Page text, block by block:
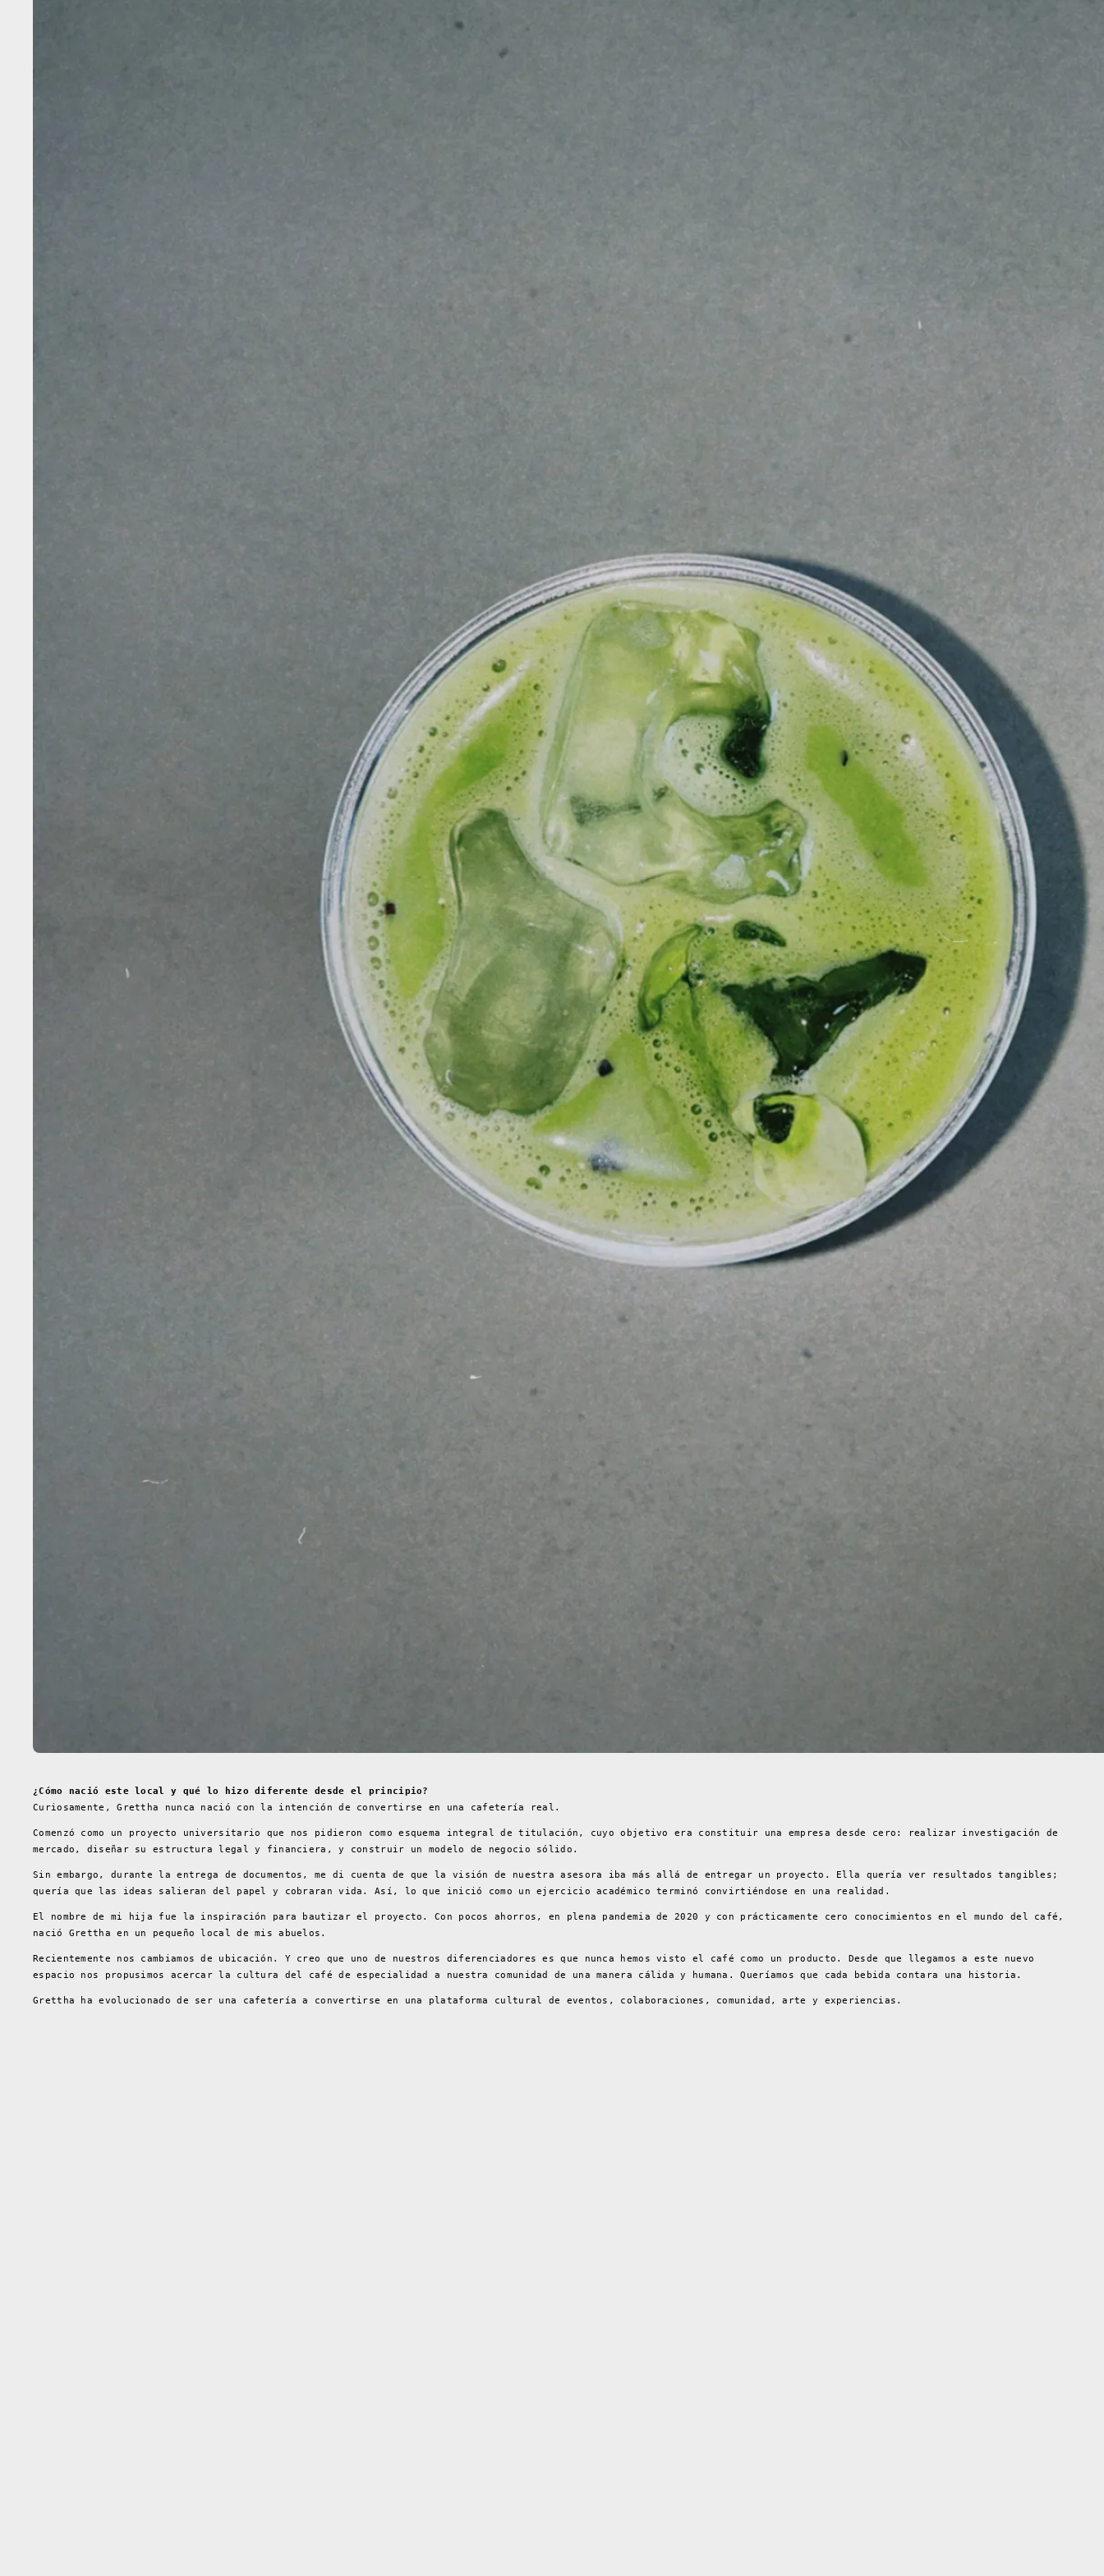
¿Cómo nació este local y qué lo hizo diferente desde el principio?
Curiosamente, Grettha nunca nació con la intención de convertirse en una cafetería real.
Comenzó como un proyecto universitario que nos pidieron como esquema integral de titulación, cuyo objetivo era constituir una empresa desde cero: realizar investigación de
mercado, diseñar su estructura legal y financiera, y construir un modelo de negocio sólido.
Sin embargo, durante la entrega de documentos, me di cuenta de que la visión de nuestra asesora iba más allá de entregar un proyecto. Ella quería ver resultados tangibles;
quería que las ideas salieran del papel y cobraran vida. Así, lo que inició como un ejercicio académico terminó convirtiéndose en una realidad.
El nombre de mi hija fue la inspiración para bautizar el proyecto. Con pocos ahorros, en plena pandemia de 2020 y con prácticamente cero conocimientos en el mundo del café,
nació Grettha en un pequeño local de mis abuelos.
Recientemente nos cambiamos de ubicación. Y creo que uno de nuestros diferenciadores es que nunca hemos visto el café como un producto. Desde que llegamos a este nuevo
espacio nos propusimos acercar la cultura del café de especialidad a nuestra comunidad de una manera cálida y humana. Queríamos que cada bebida contara una historia.
Grettha ha evolucionado de ser una cafetería a convertirse en una plataforma cultural de eventos, colaboraciones, comunidad, arte y experiencias.